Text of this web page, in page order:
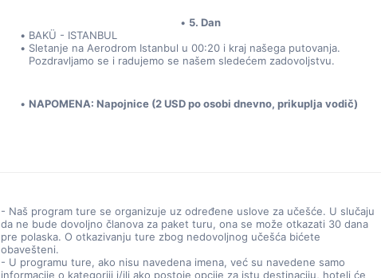
5. Dan
BAKÜ - ISTANBUL
Sletanje na Aerodrom Istanbul u 00:20 i kraj našega putovanja.
Pozdravljamo se i radujemo se našem sledećem zadovoljstvu.
NAPOMENA: Napojnice (2 USD po osobi dnevno, prikuplja vodič)
- Naš program ture se organizuje uz određene uslove za učešće. U slučaju
da ne bude dovoljno članova za paket turu, ona se može otkazati 30 dana
pre polaska. O otkazivanju ture zbog nedovoljnog učešća bićete
obavešteni.
- U programu ture, ako nisu navedena imena, već su navedene samo
informacije o kategoriji i/ili ako postoje opcije za istu destinaciju, hoteli će